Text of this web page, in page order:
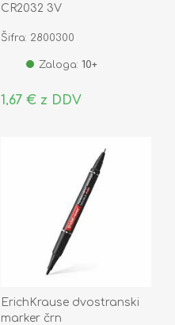
CR2032 3V
Šifra: 2800300
Zaloga: 10+
1,67 € z DDV
ErichKrause dvostranski
marker črn